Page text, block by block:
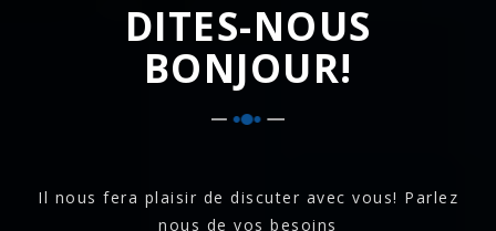
DITES-NOUS
BONJOUR!
Il nous fera plaisir de discuter avec vous! Parlez
nous de vos besoins